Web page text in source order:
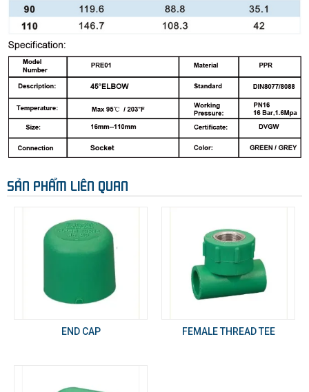
SẢN PHẨM LIÊN QUAN
END CAP FEMALE THREAD TEE